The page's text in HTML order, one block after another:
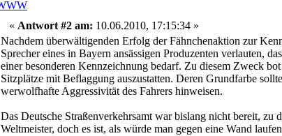
« Antwort #2 am: 10.06.2010, 17:15:34 »
Nachdem überwältigenden Erfolg der Fähnchenaktion zur
Sprecher eines in Bayern ansässigen Produzenten verlauten,
einer besonderen Kennzeichnung bedarf. Zu diesem Zweck
Sitzplätze mit Beflaggung auszustatten. Deren Grundfarbe
werwolfhafte Aggressivität des Fahrers hinweisen.
Das Deutsche Straßenverkehrsamt war bislang nicht bereit,
Weltmeister, doch es ist, als würde man gegen eine Wand